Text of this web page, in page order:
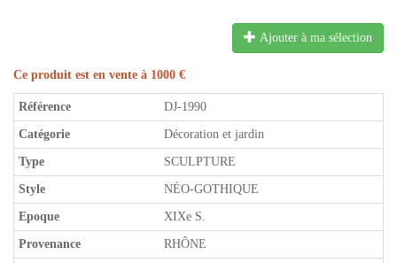
Ajouter à ma sélection
Ce produit est en vente à 1000 €
Référence DJ-1990
Catégorie Décoration et jardin
Type SCULPTURE
Style NÉO-GOTHIQUE
Epoque XIXe S.
Provenance RHÔNE